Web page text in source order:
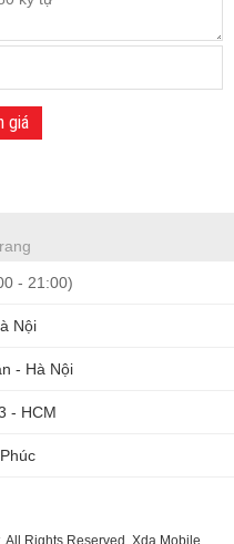
thiết kế trong cụm hình
bao gồm 1 camera chính
MP và camera tele 12 MP
sắc nét những khoảng
giá
- 21:00)
Nội
- Hà Nội
- HCM
Rights Reserved. Xda Mobile